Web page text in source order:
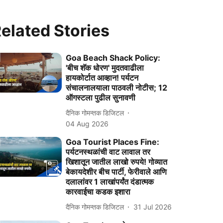
Stories
Goa Beach Shack Policy:
'बीच शॅक धोरण' मुदतवाढीला
हायकोर्टात आव्हान! पर्यटन
संचालनालयाला पाठवली नोटीस; 12
ऑगस्टला पुढील सुनावणी
दैनिक गोमन्तक डिजिटल
04 Aug 2026
Goa Tourist Places Fine:
पर्यटनस्थळांची वाट लावाल तर
खिशातून जातील लाखो रुपये! गोव्यात
बेकायदेशीर बीच पार्टी, फेरीवाले आणि
दलालांवर 1 लाखांपर्यंत दंडात्‍मक
कारवाईचा कडक इशारा
दैनिक गोमन्तक डिजिटल 31 Jul 2026